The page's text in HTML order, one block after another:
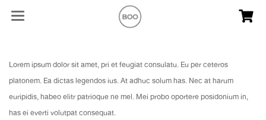
Lorem ipsum dolor sit amet, pri et feugiat consulatu. Eu per ceteros
platonem. Ea dictas legendos ius. At adhuc solum has. Nec at harum
euripidis, habeo elitr patrioque ne mel. Mei probo oportere posidonium in,
has ei everti volutpat consequat.